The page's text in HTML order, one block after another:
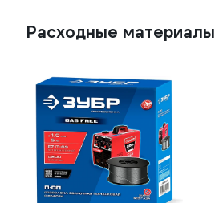
Расходные материалы